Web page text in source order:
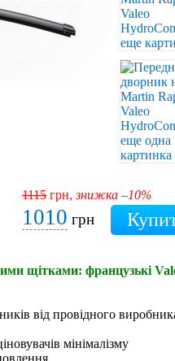
1115 грн,знижка –10%
1010 грн
щітками: французькі
від провідного
мінімалізму